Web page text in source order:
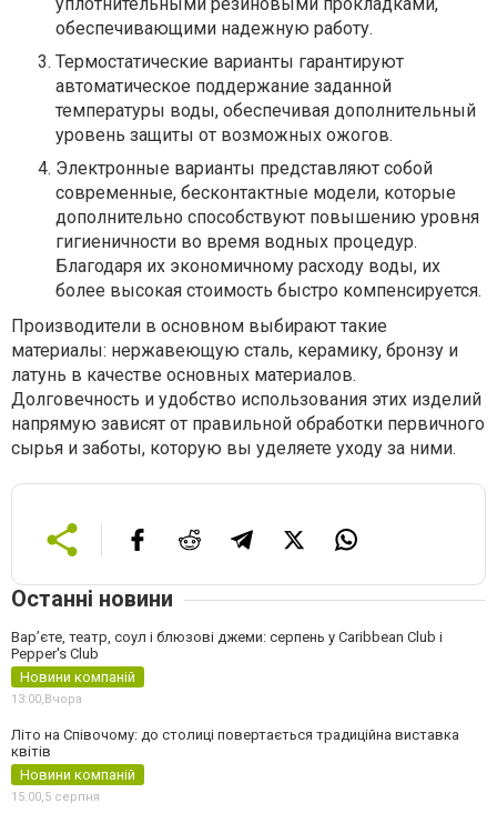
обеспечивающими надежную работу.
Термостатические варианты гарантируют
автоматическое поддержание заданной
температуры воды, обеспечивая дополнительный
уровень защиты от возможных ожогов.
Электронные варианты представляют собой
современные, бесконтактные модели, которые
дополнительно способствуют повышению уровня
гигиеничности во время водных процедур.
Благодаря их экономичному расходу воды, их
более высокая стоимость быстро компенсируется.
Производители в основном выбирают такие
материалы: нержавеющую сталь, керамику, бронзу и
латунь в качестве основных материалов.
Долговечность и удобство использования этих изделий
напрямую зависят от правильной обработки первичного
сырья и заботы, которую вы уделяете уходу за ними.
Останні новини
Вар’єте, театр, соул і блюзові джеми: серпень у Caribbean Club і
Pepper's Club
Новини компаній
13:00,Вчора
Літо на Співочому: до столиці повертається традиційна виставка
квітів
Новини компаній
15:00,5 серпня